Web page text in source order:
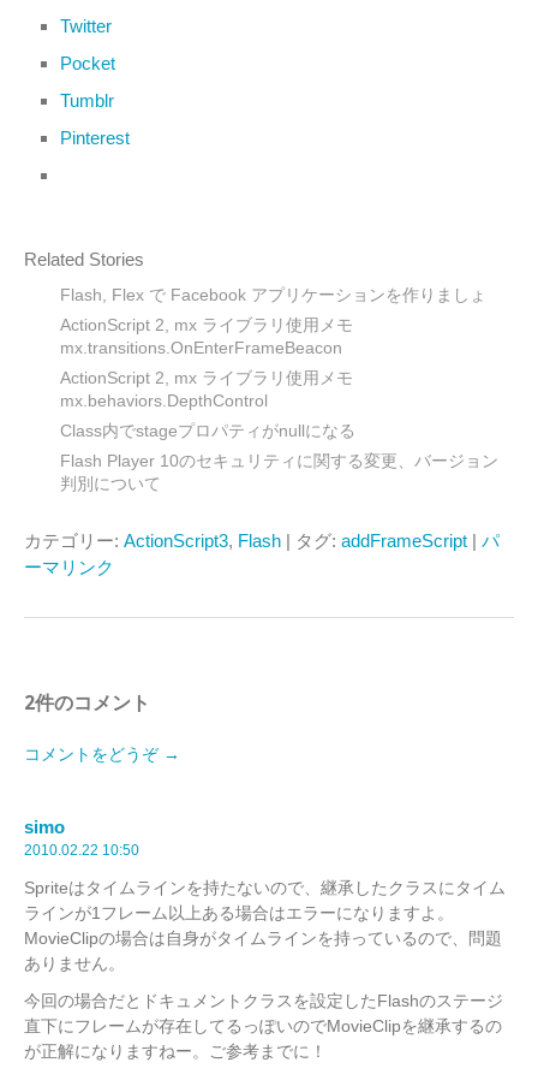
Twitter
Pocket
Tumblr
Pinterest
Related Stories
Flash, Flex で Facebook アプリケーションを作りましょ
ActionScript 2, mx ライブラリ使用メモ
mx.transitions.OnEnterFrameBeacon
ActionScript 2, mx ライブラリ使用メモ
mx.behaviors.DepthControl
Class内でstageプロパティがnullになる
Flash Player 10のセキュリティに関する変更、バージョン
判別について
カテゴリー: ActionScript3, Flash | タグ: addFrameScript | パ
ーマリンク
2件のコメント
コメントをどうぞ →
simo
2010.02.22 10:50
Spriteはタイムラインを持たないので、継承したクラスにタイム
ラインが1フレーム以上ある場合はエラーになりますよ。
MovieClipの場合は自身がタイムラインを持っているので、問題
ありません。
今回の場合だとドキュメントクラスを設定したFlashのステージ
直下にフレームが存在してるっぽいのでMovieClipを継承するの
が正解になりますねー。ご参考までに！